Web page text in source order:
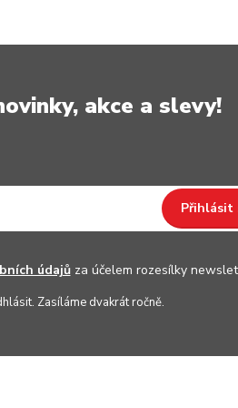
akce a slevy!
Přihlásit
údajůza účelem rozesílky
Zasíláme dvakrát ročně.